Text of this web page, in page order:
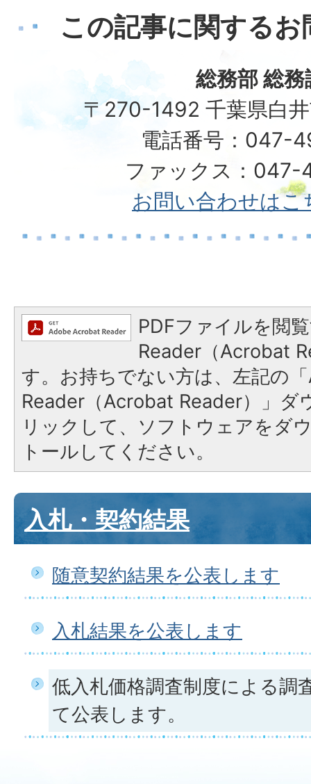
この記事に関する
総務部 総務
〒270-1492 千葉県白
電話番号：047-
ファックス：047-
お問い合わせはこ
PDFファイルを閲
Reader（Acrobat
す。お持ちでない方は、左記の
Reader（Acrobat Reader）」ダ
リックして、ソフトウェアをダ
トールしてください。
入札・契約結果
随意契約結果を公表します
入札結果を公表します
低入札価格調査制度による調
て公表します。